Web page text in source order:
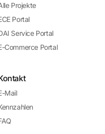
Projekte
Portal
Service Portal
Commerce Portal
Mail